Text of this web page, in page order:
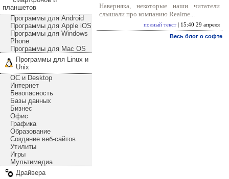
планшетов
Программы для Android
Программы для Apple iOS
Программы для Windows
Phone
Программы для Mac OS
Программы для Linux и
Unix
ОС и Desktop
Интернет
Безопасность
Базы данных
Бизнес
Офис
Графика
Образование
Создание веб-сайтов
Утилиты
Игры
Мультимедиа
Драйвера
Наверняка, некоторые наши читатели
слышали про компанию Realme...
полный текст | 15:40 29 апреля
Весь блог о софте